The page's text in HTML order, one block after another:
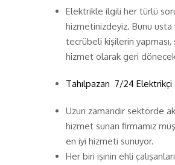
Elektrikle ilgili her türlü
hizmetinizdeyiz. Bunu usta
tecrübeli kişilerin yapması,
hizmet olarak geri
Tahılpazarı 7/24 Elektrikçi
Uzun zamandır sektörde
hizmet sunan firmamız
en iyi hizmeti sunuyor.
Her biri işinin ehli